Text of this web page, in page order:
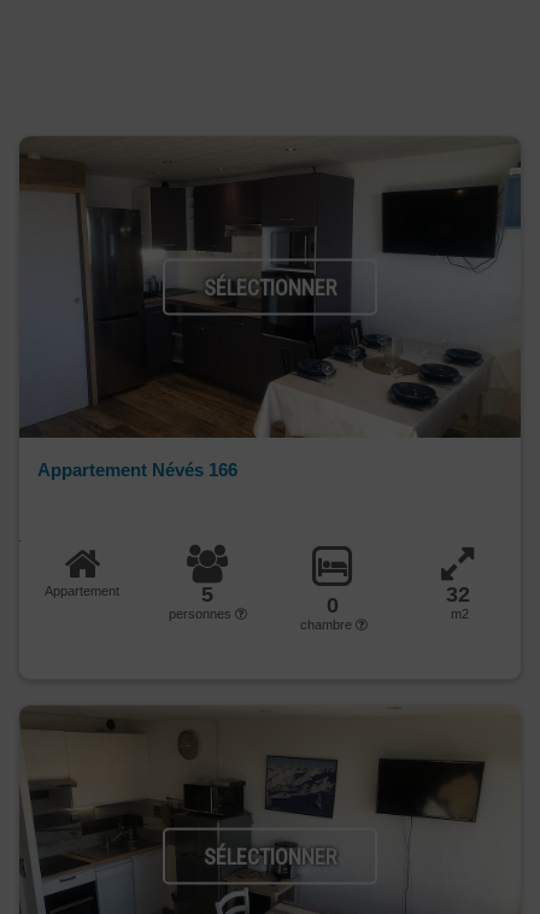
SÉLECTIONNER
Appartement Névés 166
Appartement 5
personnes 0
chambre
32
m2
SÉLECTIONNER